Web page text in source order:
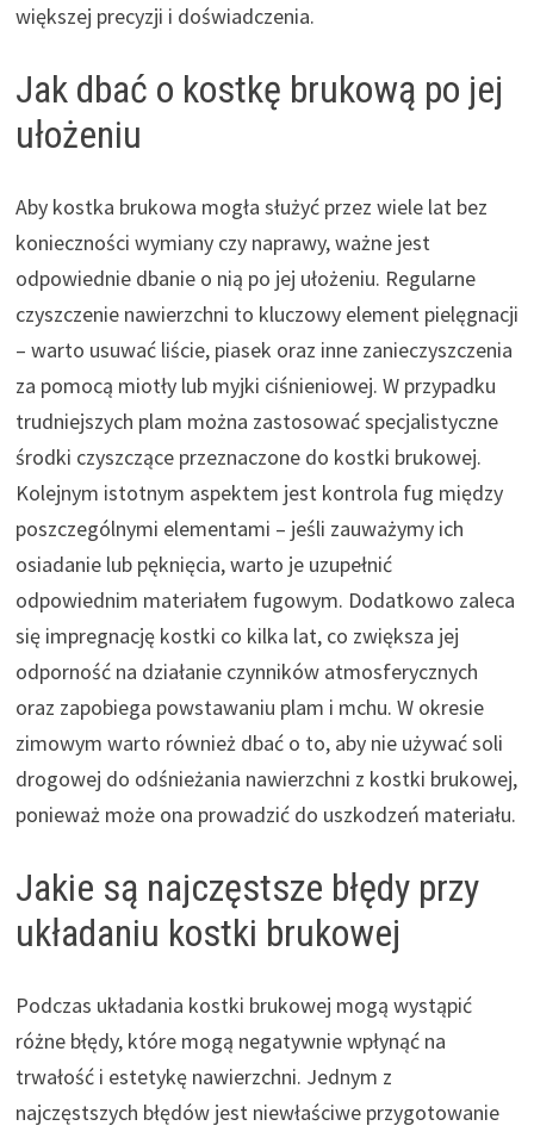
większej precyzji i doświadczenia.
Jak dbać o kostkę brukową po jej
ułożeniu
Aby kostka brukowa mogła służyć przez wiele lat bez
konieczności wymiany czy naprawy, ważne jest
odpowiednie dbanie o nią po jej ułożeniu. Regularne
czyszczenie nawierzchni to kluczowy element pielęgnacji
– warto usuwać liście, piasek oraz inne zanieczyszczenia
za pomocą miotły lub myjki ciśnieniowej. W przypadku
trudniejszych plam można zastosować specjalistyczne
środki czyszczące przeznaczone do kostki brukowej.
Kolejnym istotnym aspektem jest kontrola fug między
poszczególnymi elementami – jeśli zauważymy ich
osiadanie lub pęknięcia, warto je uzupełnić
odpowiednim materiałem fugowym. Dodatkowo zaleca
się impregnację kostki co kilka lat, co zwiększa jej
odporność na działanie czynników atmosferycznych
oraz zapobiega powstawaniu plam i mchu. W okresie
zimowym warto również dbać o to, aby nie używać soli
drogowej do odśnieżania nawierzchni z kostki brukowej,
ponieważ może ona prowadzić do uszkodzeń materiału.
Jakie są najczęstsze błędy przy
układaniu kostki brukowej
Podczas układania kostki brukowej mogą wystąpić
różne błędy, które mogą negatywnie wpłynąć na
trwałość i estetykę nawierzchni. Jednym z
najczęstszych błędów jest niewłaściwe przygotowanie